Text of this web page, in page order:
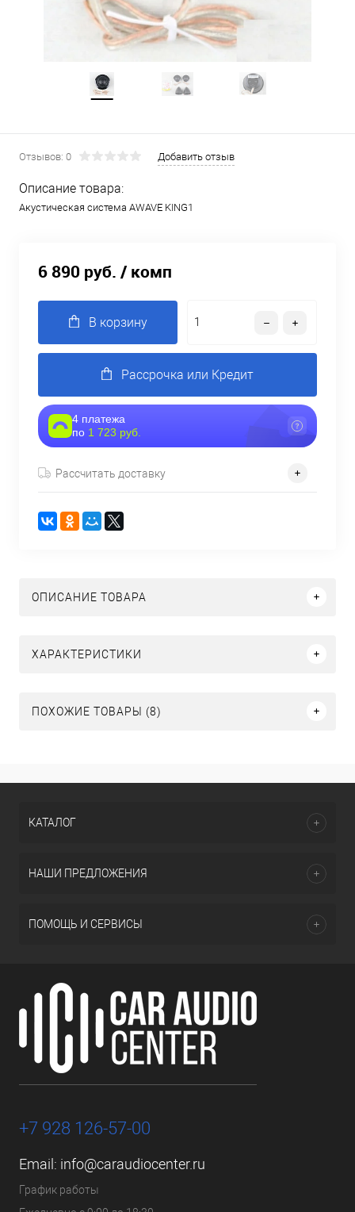
Отзывов: 0 Добавить отзыв
Описание товара:
Акустическая система AWAVE KING1
6 890 руб. / комп
В корзину
Рассрочка или Кредит
4 платежа
по 1 723 руб.
Рассчитать доставку
ОПИСАНИЕ ТОВАРА
ХАРАКТЕРИСТИКИ
ПОХОЖИЕ ТОВАРЫ (8)
КАТАЛОГ
НАШИ ПРЕДЛОЖЕНИЯ
ПОМОЩЬ И СЕРВИСЫ
+7 928 126-57-00
Email: info@caraudiocenter.ru
График работы